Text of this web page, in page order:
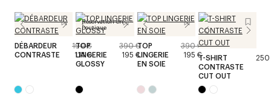
DÉBARDEUR
CONTRASTE
190 €
114 €
Réservation en
boutique
TOP
LINGERIE
GLOSSY
390 €
195 €
TOP
LINGERIE
EN SOIE
390 €
195 €T-SHIRT
CONTRASTE
CUT OUT
250